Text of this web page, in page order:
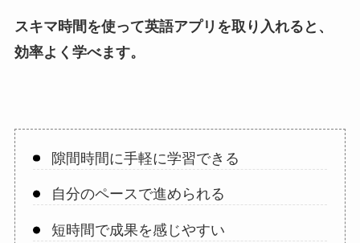
スキマ時間を使って英語アプリを取り入れると、
効率よく学べます。
隙間時間に手軽に学習できる
自分のペースで進められる
短時間で成果を感じやすい